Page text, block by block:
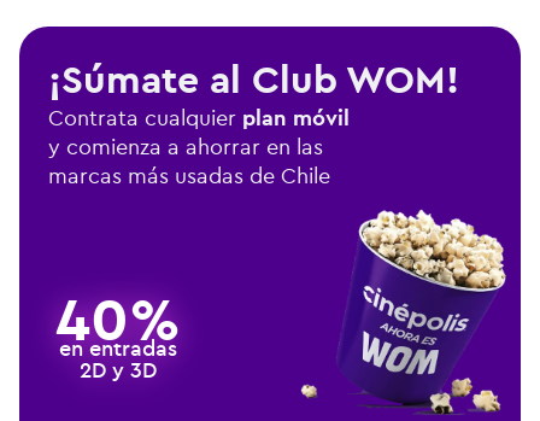
¡Súmate al Club WOM!
Contrata cualquier plan móvil
y comienza a ahorrar en las
marcas más usadas de Chile
40%
en entradas
2D y 3D